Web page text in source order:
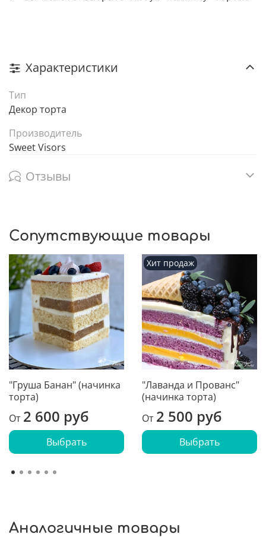
Характеристики
Тип
Декор торта
Производитель
Sweet Visors
Отзывы
Сопутствующие товары
"Груша Банан" (начинка
торта)
От 2 600 руб
Выбрать
Хит продаж
"Лаванда и Прованс"
(начинка торта)
От 2 500 руб
Выбрать
Аналогичные товары